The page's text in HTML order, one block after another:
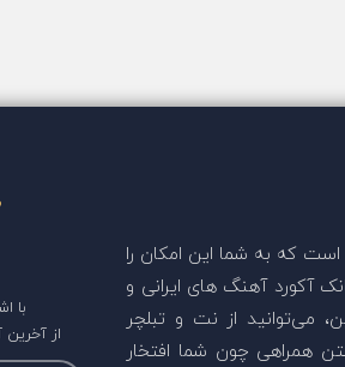
که به شما این امکان را
آکورد آهنگ های ایرانی و
می‌توانید از نت و تبلچر
همراهی چون شما افتخار
با
از